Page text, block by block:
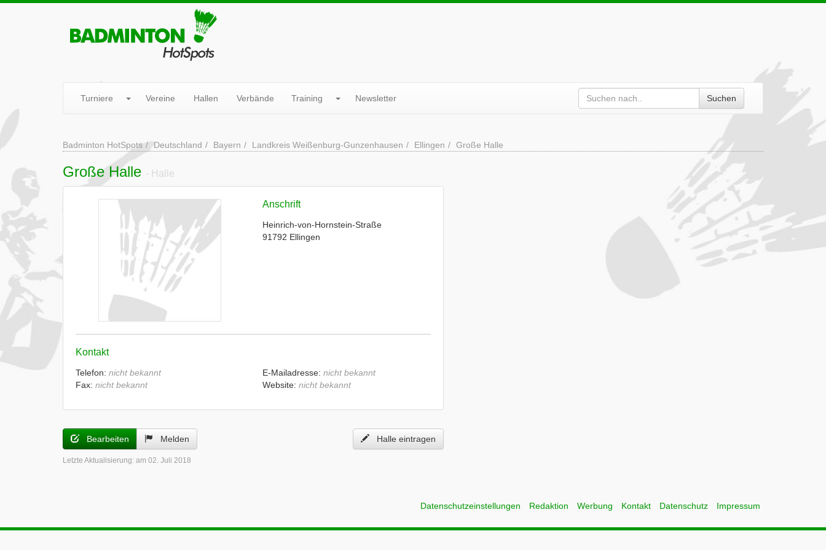
Turniere Vereine Hallen Verbände Training Newsletter Suchen
Badminton HotSpots Deutschland Bayern Landkreis Weißenburg-Gunzenhausen Ellingen Große Halle
Große Halle - Halle
Anschrift
Heinrich-von-Hornstein-Straße
91792 Ellingen
Kontakt
Telefon: nicht bekannt
Fax: nicht bekannt
E-Mailadresse: nicht bekannt
Website: nicht bekannt
Bearbeiten Melden Halle eintragen
Letzte Aktualisierung: am 02. Juli 2018
Datenschutzeinstellungen Redaktion Werbung Kontakt Datenschutz Impressum